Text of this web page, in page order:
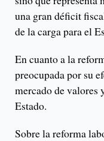
una gran déficit
de la carga para el
En cuanto a la
preocupada por su
mercado de valores
Estado.
Sobre la reforma